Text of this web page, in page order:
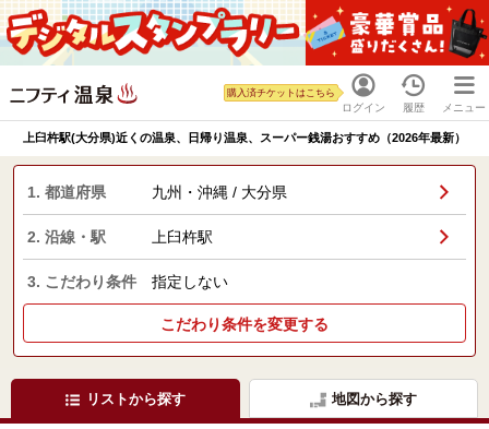
ログイン
購入済チケットはこちら
履歴 メニュー
上臼杵駅(大分県)近くの温泉、日帰り温泉、スーパー銭湯おすすめ（2026年最新）
1. 都道府県 九州・沖縄 / 大分県
2. 沿線・駅 上臼杵駅
3. こだわり条件 指定しない
こだわり条件を変更する
リストから探す 地図から探す